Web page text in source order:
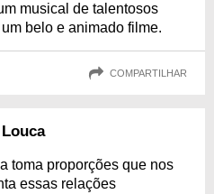
musical de talentosos
belo e animado filme.
COMPARTILHAR
toma proporções que nos
essas relações